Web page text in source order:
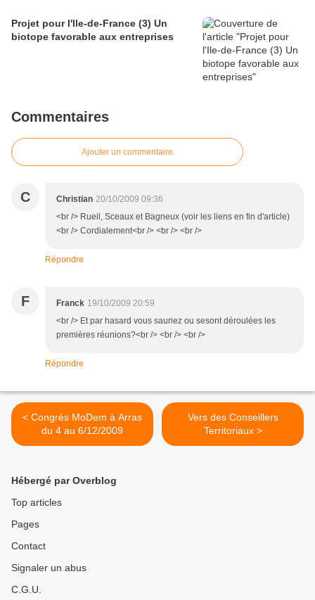
Projet pour l'Ile-de-France (3) Un
biotope favorable aux entreprises
Commentaires
Ajouter un commentaire
C Christian 20/10/2009 09:36
<br /> Rueil, Sceaux et Bagneux (voir les liens en fin d'article)
<br /> Cordialement<br /> <br /> <br />
Répondre
F Franck 19/10/2009 20:59
<br /> Et par hasard vous sauriez ou sesont déroulées les
premières réunions?<br /> <br /> <br />
Répondre
< Congrès MoDem à Arras
du 4 au 6/12/2009
Vers des Conseillers
Territoriaux >
Hébergé par Overblog
Top articles
Pages
Contact
Signaler un abus
C.G.U.